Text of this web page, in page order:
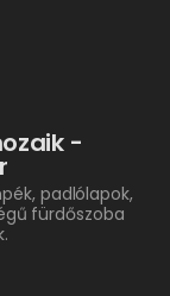
-
padlólapok,
fürdőszoba